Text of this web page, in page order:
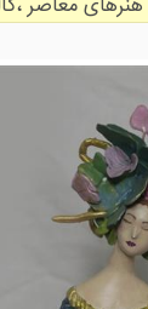
معاصر